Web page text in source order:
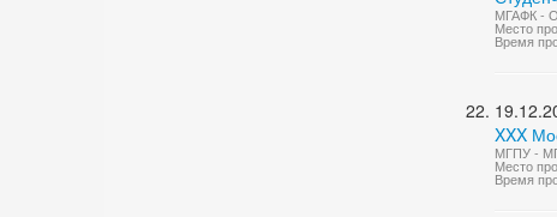
МГАФК -
Место
Время
XXX
МГПУ -
Место
Время